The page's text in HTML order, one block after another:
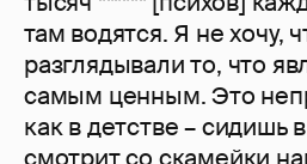
там водятся. Я не хочу,
разглядывали то, что
самым ценным. Это
как в детстве – сидишь